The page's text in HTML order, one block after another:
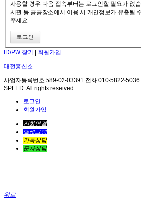
사용할 경우 다음 접속부터는 로그인할 필요가 없
서관 등 공공장소에서 이용 시 개인정보가 유출될
주세요.
ID/PW 찾기 | 회원가입
대전흥신소
사업자등록번호 589-02-03391 전화 010-5822-
SPEED. All rights reserved.
로그인
회원가입
전화연결
텔레그램
카톡상담
문자상담
위로